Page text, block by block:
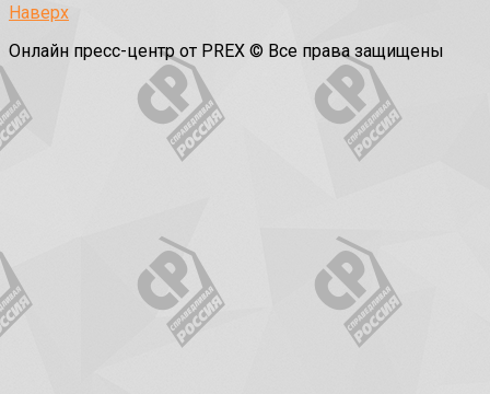
Наверх
Онлайн пресс-центр от PREX © Все права защищены